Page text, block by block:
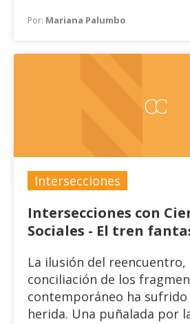
Por: Mariana Palumbo
CC
Intersecciones
Intersecciones con
Sociales - El tren
lingüística y la
artificial a lo
sujeto
La ilusión del
conciliación de los
contemporáneo ha sufrido
herida. Una puñalada por